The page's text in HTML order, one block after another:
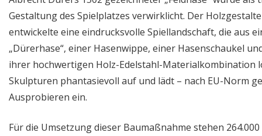
Gestaltung des Spielplatzes verwirklicht. Der
entwickelte eine eindrucksvolle Spiellandschaft, die aus
„Dürerhase“, einer Hasenwippe, einer Hasenschaukel
ihrer hochwertigen Holz-Edelstahl-Materialkombination
Skulpturen phantasievoll auf und lädt – nach EU-Norm
Ausprobieren ein.
Für die Umsetzung dieser Baumaßnahme stehen